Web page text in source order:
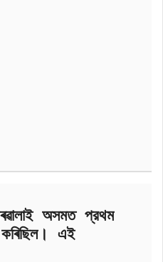
অসমত প্রথম
কৰিছিল। এই